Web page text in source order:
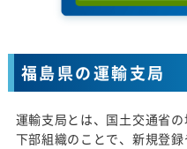
福島県の運輸支局
運輸支局とは、国土交通省
下部組織のことで、新規登